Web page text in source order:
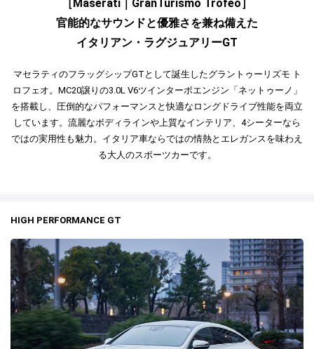
［Maserati｜GranTurismo Trofeo］
官能的なサウンドと優雅さを兼ね備えた
イタリアン・ラグジュアリーGT
マセラティのフラッグシップGTとして誕生したグラントゥーリズモ ト
ロフェオ。MC20譲りの3.0L V6ツインターボエンジン「ネットゥーノ」
を搭載し、圧倒的なパフォーマンスと快適なロングドライブ性能を両立
しています。流麗なボディラインや上質なインテリア、4シーターなら
ではの実用性も魅力。イタリア車ならではの情熱とエレガンスを味わえ
る大人のスポーツカーです。
HIGH PERFORMANCE GT